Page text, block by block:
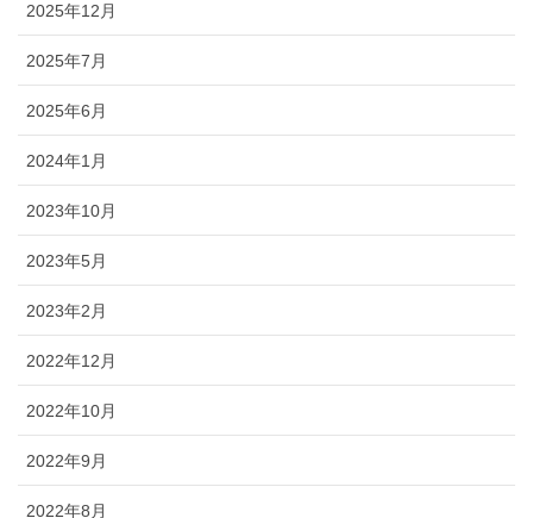
2025年12月
2025年7月
2025年6月
2024年1月
2023年10月
2023年5月
2023年2月
2022年12月
2022年10月
2022年9月
2022年8月